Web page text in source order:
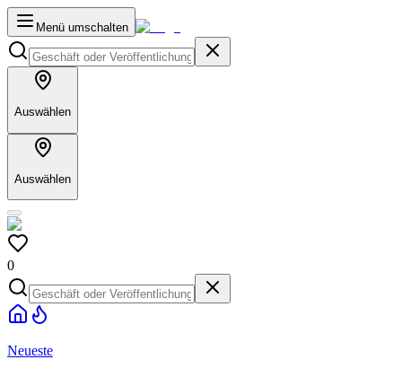
Menü umschalten
Auswählen
Auswählen
0
Neueste